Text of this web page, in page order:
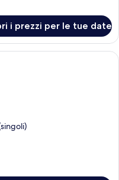
i prezzi per le tue date
camera d'albergo con un letto,